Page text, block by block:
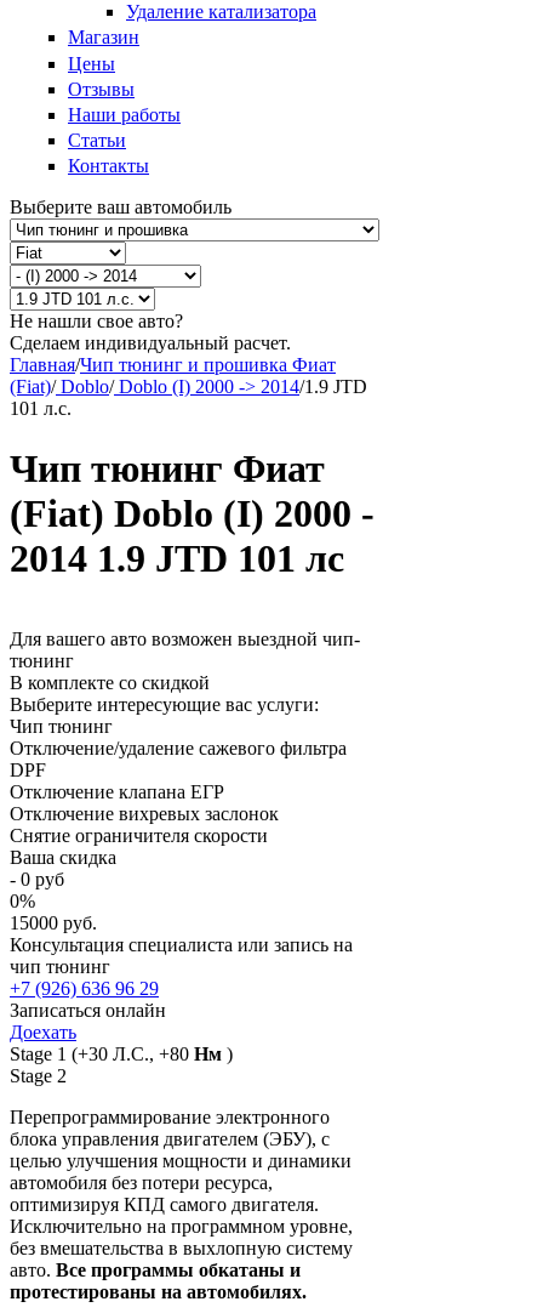
Удаление катализатора
Магазин
Цены
Отзывы
Наши работы
Статьи
Контакты
Выберите ваш автомобиль
Не нашли свое авто?
Сделаем индивидуальный расчет.
Главная/Чип тюнинг и прошивка Фиат
(Fiat)/Doblo/Doblo (I) 2000 -> 2014/1.9 JTD
101 л.с.
Чип тюнинг Фиат
(Fiat) Doblo (I) 2000 -
2014 1.9 JTD 101 лс
Для вашего авто возможен выездной чип-
тюнинг
В комплекте со скидкой
Выберите интересующие вас услуги:
Чип тюнинг
Отключение/удаление сажевого фильтра
DPF
Отключение клапана ЕГР
Отключение вихревых заслонок
Снятие ограничителя скорости
Ваша скидка
- 0 руб
0%
15000 руб.
Консультация специалиста или запись на
чип тюнинг
+7 (926) 636 96 29
Записаться онлайн
Доехать
Stage 1 (+30 Л.С., +80 Нм )
Stage 2
Перепрограммирование электронного
блока управления двигателем (ЭБУ), с
целью улучшения мощности и динамики
автомобиля без потери ресурса,
оптимизируя КПД самого двигателя.
Исключительно на программном уровне,
без вмешательства в выхлопную систему
авто. Все программы обкатаны и
протестированы на автомобилях.